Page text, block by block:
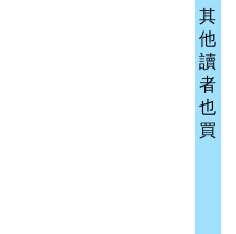
其
他
讀
者
也
買